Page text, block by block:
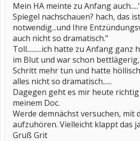
Mein HA meinte zu Anfang
Spiegel nachschauen? hach, das
notwendig...und Ihre
auch nicht so dramatisch."
Toll..........ich hatte zu Anfang ganz
im Blut und war schon
Schritt mehr tun und hatte
alles nicht so dramatisch......
Dagegen geht es mir heute
meinem Doc.
Werde demnächst versuchen, mit
aufzuhören. Vielleicht klappt das
Gruß Grit